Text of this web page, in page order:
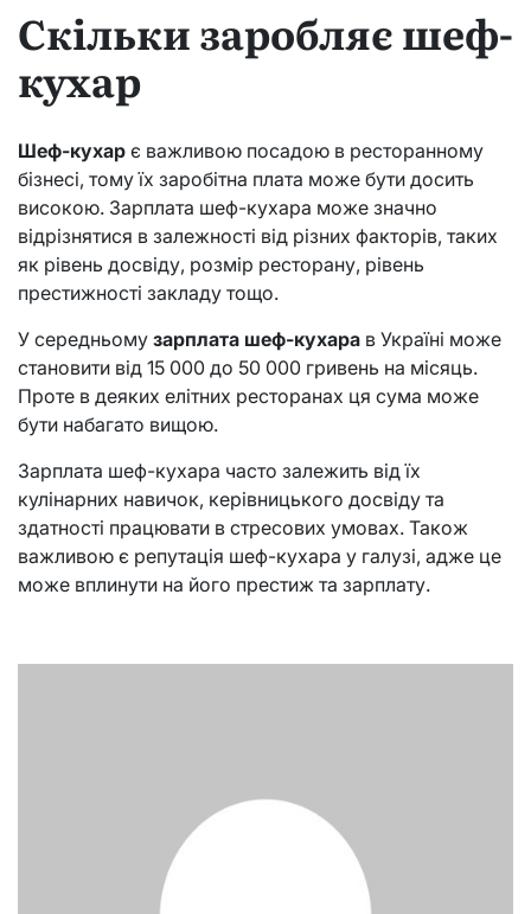
Скільки заробляє шеф-
кухар
Шеф-кухар є важливою посадою в ресторанному
бізнесі, тому їх заробітна плата може бути досить
високою. Зарплата шеф-кухара може значно
відрізнятися в залежності від різних факторів, таких
як рівень досвіду, розмір ресторану, рівень
престижності закладу тощо.
У середньому зарплата шеф-кухара в Україні може
становити від 15 000 до 50 000 гривень на місяць.
Проте в деяких елітних ресторанах ця сума може
бути набагато вищою.
Зарплата шеф-кухара часто залежить від їх
кулінарних навичок, керівницького досвіду та
здатності працювати в стресових умовах. Також
важливою є репутація шеф-кухара у галузі, адже це
може вплинути на його престиж та зарплату.